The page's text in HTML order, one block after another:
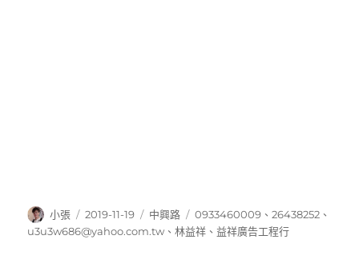
作
者
小張
發
佈
2019-11-19
分
類
中興路
標
籤
0933460009 、26438252 、
u3u3w686@yahoo.com.tw 、林益祥 、 益祥廣告工程行